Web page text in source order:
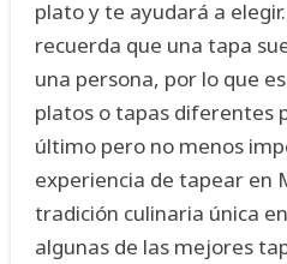
plato y te ayudará a
recuerda que una tapa
una persona, por lo que
platos o tapas diferentes
último pero no menos
experiencia de tapear en
tradición culinaria única
algunas de las mejores